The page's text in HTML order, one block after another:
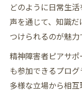
どのように日常生
声を通じて、知識
つけられるのが魅力
精神障害者ピアサ
も参加できるプログ
多様な立場から相